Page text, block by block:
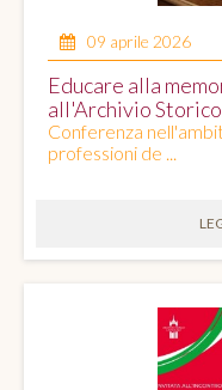
09 aprile 2026
Educare alla
all'Archivio
Conferenza
professioni de ...